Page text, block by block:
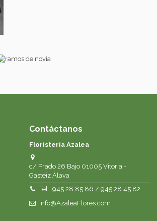
Contáctanos
Floristería Azalea
c/ Prado 26 Bajo 01005 Vitoria -
Gasteiz Álava
Tel.: 945 28 85 86 / 945 28 45 82
Info@AzaleaFlores.com